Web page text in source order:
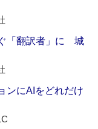
「翻訳者」に 城
ンにAIをどれだけ